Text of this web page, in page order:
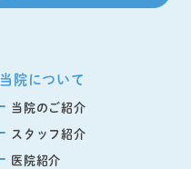
当院について
当院のご紹介
スタッフ紹介
医院紹介